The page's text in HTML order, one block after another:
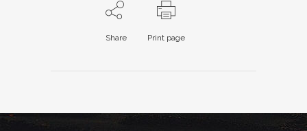
Share Print page